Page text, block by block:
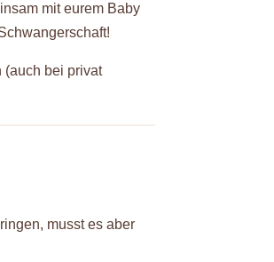
mit eurem Baby
(auch bei privat
musst es aber